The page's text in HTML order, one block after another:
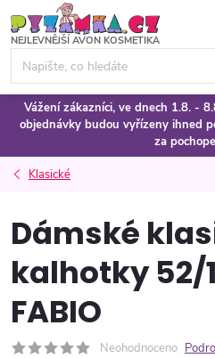
na
obsah
Vážení zákazníci, ve dnech 1.8. -
objednávky budou vyřízeny ihned
za
Klasické
Dámské
kalhotky 52/
FABIO
Neohodnoceno